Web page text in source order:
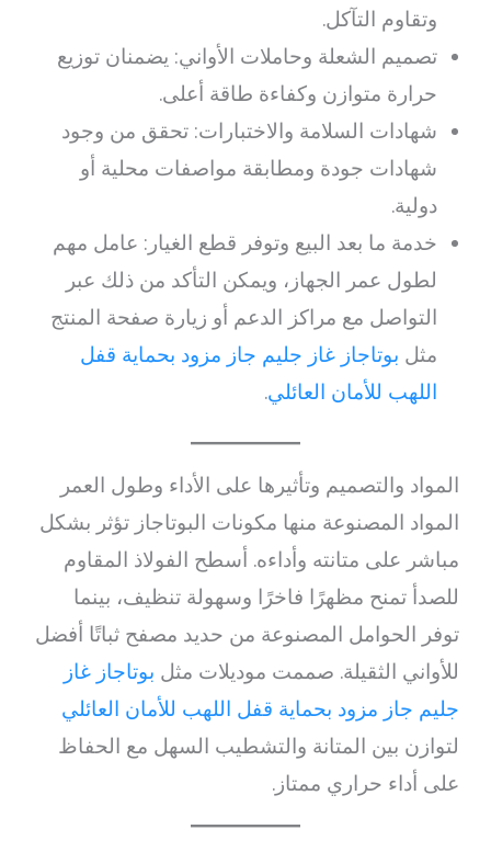
وتقاوم التآكل.
تصميم الشعلة وحاملات الأواني: يضمنان توزيع
حرارة متوازن وكفاءة طاقة أعلى.
شهادات السلامة والاختبارات: تحقق من وجود
شهادات جودة ومطابقة مواصفات محلية أو
دولية.
خدمة ما بعد البيع وتوفر قطع الغيار: عامل مهم
لطول عمر الجهاز، ويمكن التأكد من ذلك عبر
التواصل مع مراكز الدعم أو زيارة صفحة المنتج
مثل بوتاجاز غاز جليم جاز مزود بحماية قفل
اللهب للأمان العائلي.
المواد والتصميم وتأثيرها على الأداء وطول العمر
المواد المصنوعة منها مكونات البوتاجاز تؤثر بشكل
مباشر على متانته وأداءه. أسطح الفولاذ المقاوم
للصدأ تمنح مظهرًا فاخرًا وسهولة تنظيف، بينما
توفر الحوامل المصنوعة من حديد مصفح ثباتًا أفضل
للأواني الثقيلة. صممت موديلات مثل بوتاجاز غاز
جليم جاز مزود بحماية قفل اللهب للأمان العائلي
لتوازن بين المتانة والتشطيب السهل مع الحفاظ
على أداء حراري ممتاز.